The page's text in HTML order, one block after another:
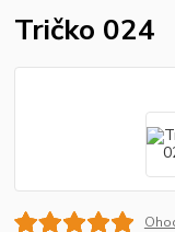
Tričko 024